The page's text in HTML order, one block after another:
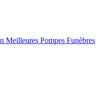
Meilleures Pompes Funèbres